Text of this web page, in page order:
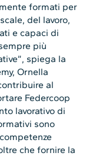
formati per
del lavoro,
e capaci di
più
spiega la
Ornella
al
Federcoop
lavorativo di
sono
che fornire la